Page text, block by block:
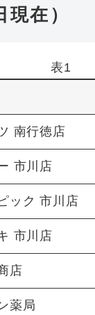
在）
表1
南行徳店
市川店
ック 市川店
市川店
店
薬局